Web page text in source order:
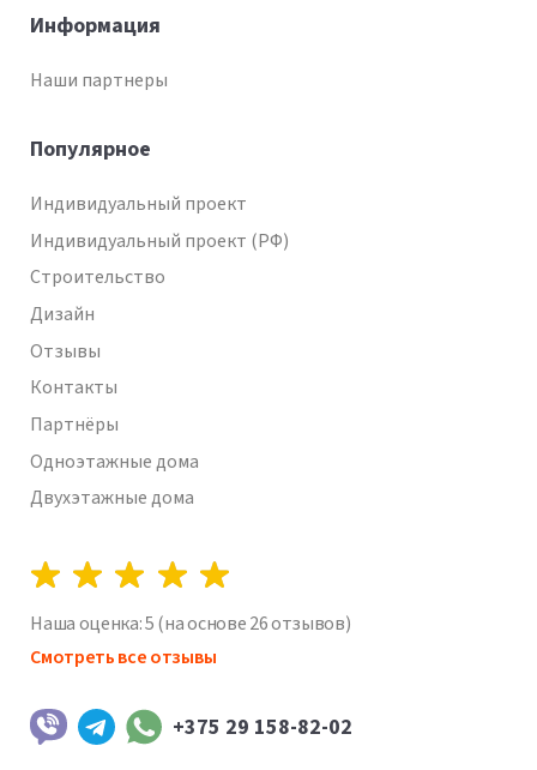
Информация
Наши партнеры
Популярное
Индивидуальный проект
Индивидуальный проект (РФ)
Строительство
Дизайн
Отзывы
Контакты
Партнёры
Одноэтажные дома
Двухэтажные дома
Наша оценка:5(на основе26отзывов)
Смотреть все отзывы
+375 29 158-82-02